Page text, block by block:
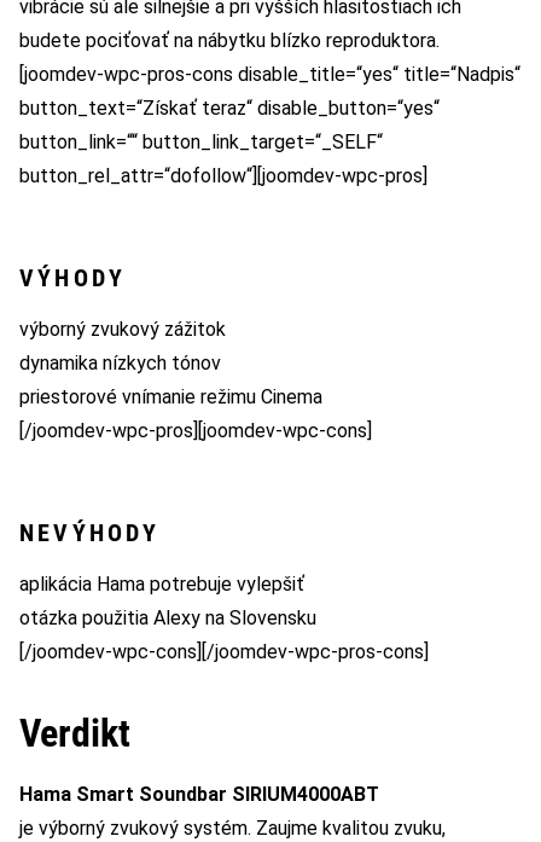
vibrácie sú ale silnejšie a pri vyšších hlasitostiach ich
budete pociťovať na nábytku blízko reproduktora.
[joomdev-wpc-pros-cons disable_title=“yes“ title=“Nadpis“
button_text=“Získať teraz“ disable_button=“yes“
button_link=““ button_link_target=“_SELF“
button_rel_attr=“dofollow“][joomdev-wpc-pros]
VÝHODY
výborný zvukový zážitok
dynamika nízkych tónov
priestorové vnímanie režimu Cinema
[/joomdev-wpc-pros][joomdev-wpc-cons]
NEVÝHODY
aplikácia Hama potrebuje vylepšiť
otázka použitia Alexy na Slovensku
[/joomdev-wpc-cons][/joomdev-wpc-pros-cons]
Verdikt
Hama Smart Soundbar SIRIUM4000ABT
je výborný zvukový systém. Zaujme kvalitou zvuku,